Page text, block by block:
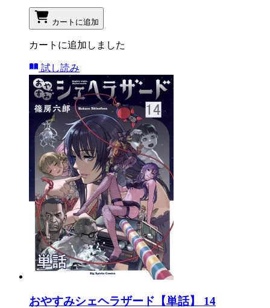
カートに追加
カートに追加しました
試し読み
おやすみシェヘラザード【単話】 14